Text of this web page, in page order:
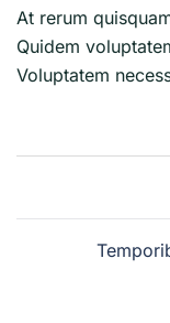
At rerum
Quidem
Voluptatem
entradas